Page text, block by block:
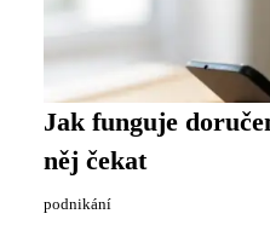
Jak funguje
něj čekat
podnikání